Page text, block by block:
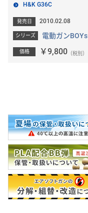
H&K G36C
発売日 2010.02.08
シリーズ 電動ガンBOYs
価格 ￥9,800 （税別）